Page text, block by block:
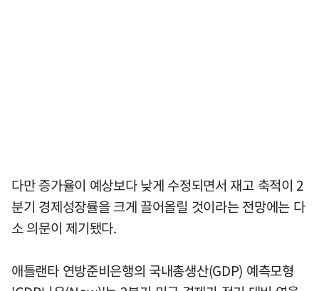
다만 증가율이 예상보다 낮게 수정되면서 재고 축적이 2
분기 경제성장률을 크게 끌어올릴 것이라는 전망에는 다
소 의문이 제기됐다.
애틀랜타 연방준비은행의 국내총생산(GDP) 예측모형